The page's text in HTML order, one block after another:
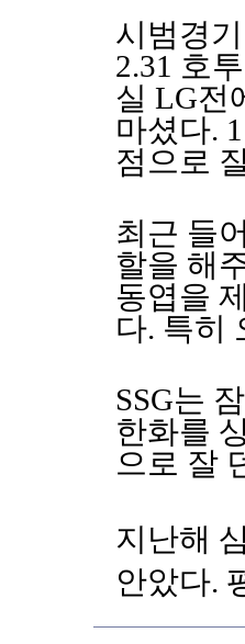
시범경
2.31 호
실 LG전
마셨다.
점으로
최근 들
할을 해
동엽을
다. 특히
SSG는
한화를
으로 잘
지난해
안았다.